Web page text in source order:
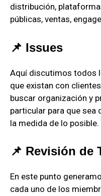
distribución,
públicas, ventas,
📌 Issues
Aquí discutimos todos
que existan con
buscar organización y
particular para que sea
la medida de lo posible.
📌 Revisión de
En este punto
cada uno de los